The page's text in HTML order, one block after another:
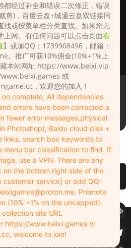
人物（Looks）
Lizhen2025
3天前
请先登录
- All Rights Freedom！
支持一下原创作者（我们绝对支持），当然
这里我们也绝对欢迎！
都经过补全和错误二次修正，错误
剪)，百度云盘+城通云盘双链接同
找或按菜单栏分类查找。如果您无
上网。有任何问题可以点击页面右
】或加QQ：1739908496，邮箱：
。推广可获10%佣金(10%+1%上
本站网址 https://www.beixi.vip
或
，欢迎您的加入！
complete, All dependencies
errors have been corrected a
fewer error messages,physical
Photoshop), Baidu cloud disk +
links, search box keywords to
menu bar classification to find. If
use a VPN. There are any
on the bottom right side of the
customer service] or add QQ:
. Promote
(10% +1% on the uncapped).
site URL
https://www.beixi.games or
welcome to join!